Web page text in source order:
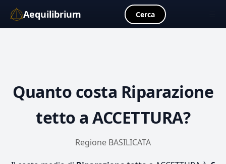
Aequilibrium Cerca
Quanto costa Riparazione
tetto a ACCETTURA?
Regione BASILICATA